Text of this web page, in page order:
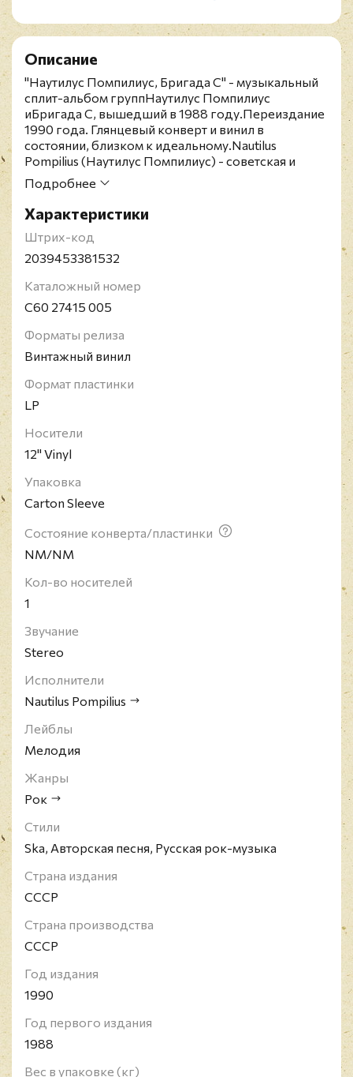
Описание
"Наутилус Помпилиус, Бригада С" - музыкальный
сплит-альбом группНаутилус Помпилиус
иБригада С, вышедший в 1988 году.Переиздание
1990 года. Глянцевый конверт и винил в
состоянии, близком к идеальному.Nautilus
Pompilius (Наутилус Помпилиус) - советская и
российская рок-группа. Основана в Свердловске
(ныне Екатеринбург), в 1982-1983 годах, когда
началась совместная работа Вячеслава Бутусова и
Дмитрия Умецкого над первым альбомом
"Переезд". С 1982 года состав группы
неоднократно менялся. Изменениям подвергался
просуществовал до 1997 года (в 1988-1990 был
перерыв) и сумела завоевать статус одной из
пространстве.Бригада С - советская и российская
рок-группа. В январе 1984 года группу основали
вокалист Гарик Сукачёв и бас гитарист Сергей
Галанин. Также в новую группу вошли гитарист
Александр Горячев (экс-"Гулливер"), которого
вскоре заменил Кирилл Трусов, клавишник Лев
Андреев, Карен Саркисов (экс-"Центр" и "Звуки
духовые - саксофонист Леонид Челяпов, трубачи
Игорь Марков и Евгений Коротков и тромбонист
Подробнее
Характеристики
Штрих-код
2039453381532
Каталожный номер
С60 27415 005
Форматы релиза
Винтажный винил
Формат пластинки
LP
Носители
12" Vinyl
Упаковка
Carton Sleeve
Состояние конверта/пластинки
NM/NM
Кол-во носителей
1
Звучание
Stereo
Исполнители
Nautilus Pompilius
Лейблы
Мелодия
Жанры
Рок
Стили
Ska, Авторская песня, Русская рок-музыка
Страна издания
СССР
Страна производства
СССР
Год издания
1990
Год первого издания
1988
Вес в упаковке (кг)